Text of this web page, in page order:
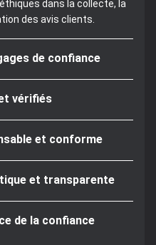
dans la collecte, la
des avis clients.
de confiance
vérifiés
et conforme
et transparente
de la confiance